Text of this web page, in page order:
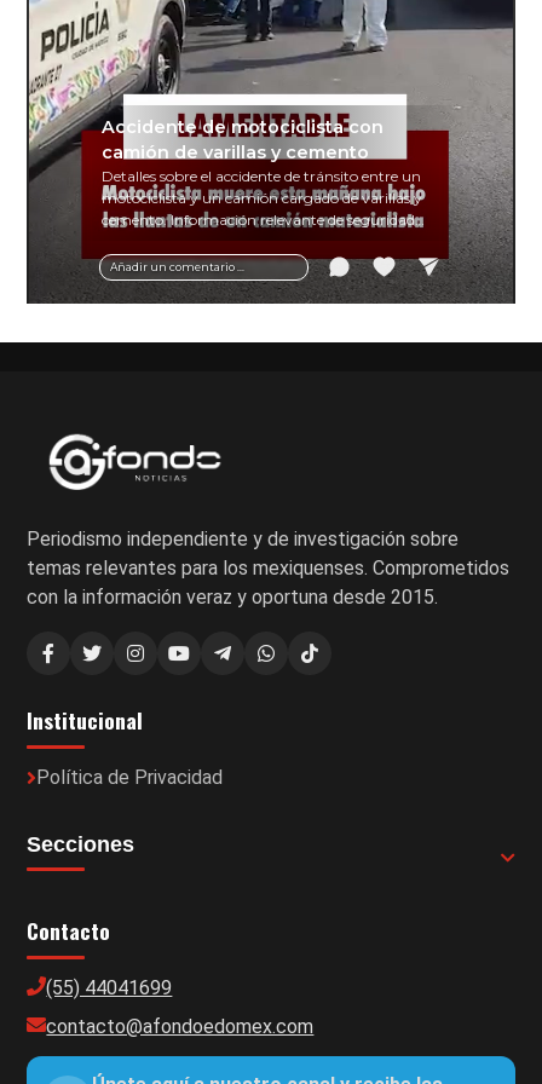
Añadir un comentario ...
Accidente de motociclista con
camión de varillas y cemento
Detalles sobre el accidente de tránsito entre un
motociclista y un camión cargado de varillas y
cemento. Información relevante de seguridad
vial y recomendaciones para motociclistas.
Periodismo independiente y de investigación sobre
temas relevantes para los mexiquenses. Comprometidos
con la información veraz y oportuna desde 2015.
Institucional
Política de Privacidad
Secciones
Contacto
(55) 44041699
contacto@afondoedomex.com